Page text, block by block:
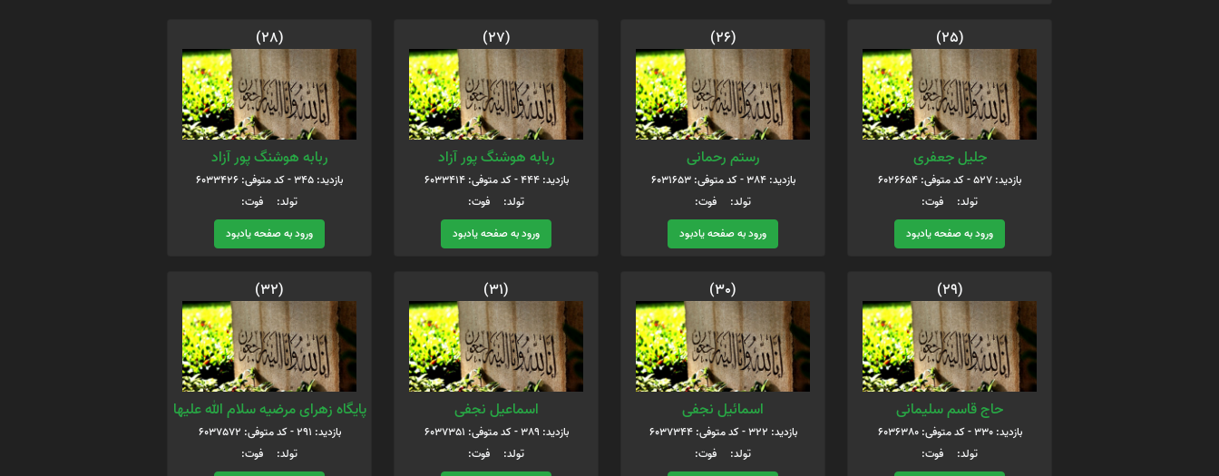
(25)
جلیل جعفری
بازدید: 527 - کد متوفی: 6026654
تولد: فوت:
ورود به صفحه یادبود
(26)
رستم رحمانی
بازدید: 384 - کد متوفی: 6031653
تولد: فوت:
ورود به صفحه یادبود
(27)
ربابه هوشنگ پور آزاد
بازدید: 444 - کد متوفی: 6033414
تولد: فوت:
ورود به صفحه یادبود
(28)
ربابه هوشنگ پور آزاد
بازدید: 345 - کد متوفی: 6033426
تولد: فوت:
ورود به صفحه یادبود
(29)
حاج قاسم سلیمانی
بازدید: 330 - کد متوفی: 6036380
تولد: فوت:
(30)
اسمائیل نجفی
بازدید: 322 - کد متوفی: 6037344
تولد: فوت:
(31)
اسماعیل نجفی
بازدید: 389 - کد متوفی: 6037351
تولد: فوت:
(32)
پایگاه زهرای مرضیه سلام الله علیها
بازدید: 291 - کد متوفی: 6037572
تولد: فوت: